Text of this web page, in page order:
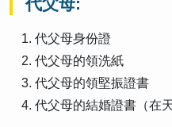
代父母身份證
代父母的領洗紙
代父母的領堅振證書
代父母的結婚證書（在